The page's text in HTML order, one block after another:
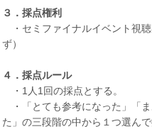
３．採点権利
・セミファイナルイベント視
ず）
４．採点ルール
・1人1回の採点とする。
・「とても参考になった」「
た」の三段階の中から１つ選ん